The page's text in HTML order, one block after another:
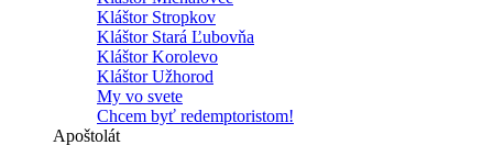
Kláštor Stropkov
Kláštor Stará Ľubovňa
Kláštor Korolevo
Kláštor Užhorod
My vo svete
Chcem byť redemptoristom!
Apoštolát